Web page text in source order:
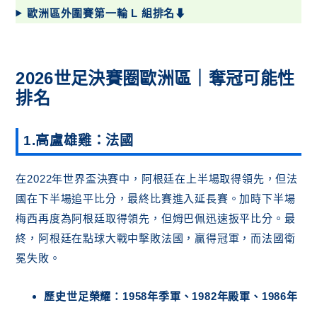
歐洲區外圍賽第一輪 L 組排名⬇
2026世足決賽圈歐洲區｜奪冠可能性
排名
1.高盧雄雞：法國
在2022年世界盃決賽中，阿根廷在上半場取得領先，但法
國在下半場追平比分，最終比賽進入延長賽。加時下半場
梅西再度為阿根廷取得領先，但姆巴佩迅速扳平比分。最
終，阿根廷在點球大戰中擊敗法國，贏得冠軍，而法國衛
冕失敗。
歷史世足榮耀：1958年季軍、1982年殿軍、1986年